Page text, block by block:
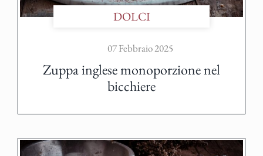
DOLCI
07 Febbraio 2025
Zuppa inglese monoporzione nel
bicchiere